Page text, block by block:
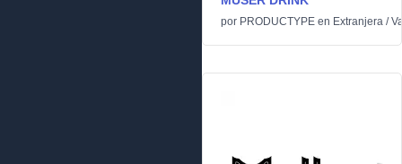
por PRODUCTYPE en Extranjera /